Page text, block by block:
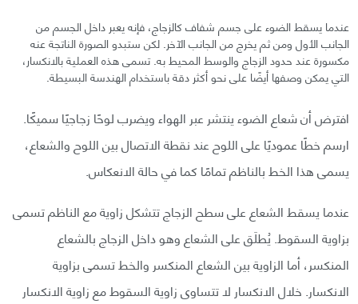
عندما يسقط الضوء على جسم شفاف كالزجاج، فإنه يعبر داخل الجسم من
الجانب الأول ومن ثم يخرج من الجانب الآخر. لكن ستبدو الصورة الناتجة عنه
مكسورة عند حدود الزجاج والوسط المحيط به. تسمى هذه العملية بالانكسار،
التي يمكن وصفها أيضًا على نحو أكثر دقة باستخدام الهندسة البسيطة.
افترض أن شعاع الضوء ينتشر عبر الهواء ويضرب لوحًا زجاجيًا سميكًا.
ارسم خطًا عموديًا على اللوح عند نقطة الاتصال بين اللوح والشعاع،
يسمى هذا الخط بالناظم تمامًا كما في حالة الانعكاس.
عندما يسقط الشعاع على سطح الزجاج تتشكل زاوية مع الناظم تسمى
بزاوية السقوط. يُطلَق على الشعاع وهو داخل الزجاج بالشعاع
المنكسر، أما الزاوية بين الشعاع المنكسر والخط تسمى بزاوية
الانكسار. خلال الانكسار لا تتساوى زاوية السقوط مع زاوية الانكسار